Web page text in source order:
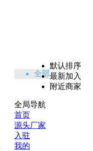
全部
默认排序
最新加入
附近商家
全局导航
首页
源头厂家
入驻
我的